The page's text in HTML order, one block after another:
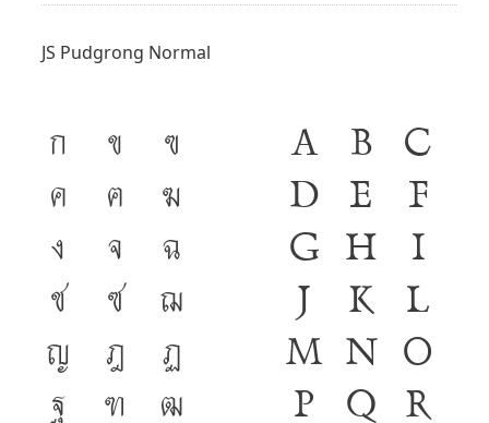
หลายรอบหลายเวอร์ชั่น กลายเป็นจุดเริ่มต้นเล็กๆ ของการ
ที่มาข้อมูล : กำเนิดฟอนต์ตระกูล JS และการกลับมาอีกครั้งในรูป
แบบใหม่ โดย Panutat Jimmy Tejasen (๑๗ ธันวาคม พ.ศ.
JS Pudgrong Normal
ก ข
ฃ
ค
ฅ
ฆ
ง
จ
ฉ
ช
ซ
ฌ
ญ
ฎ
ฏ
ฐ
ฑ
ฒ
A B C
D E
F
G H
I
J
K L
M N O
P Q R